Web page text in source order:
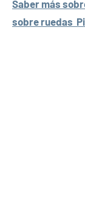
Saber más
sobre ruedas